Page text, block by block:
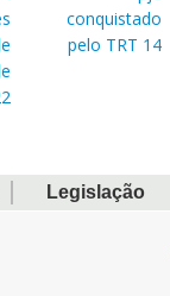
Legislação